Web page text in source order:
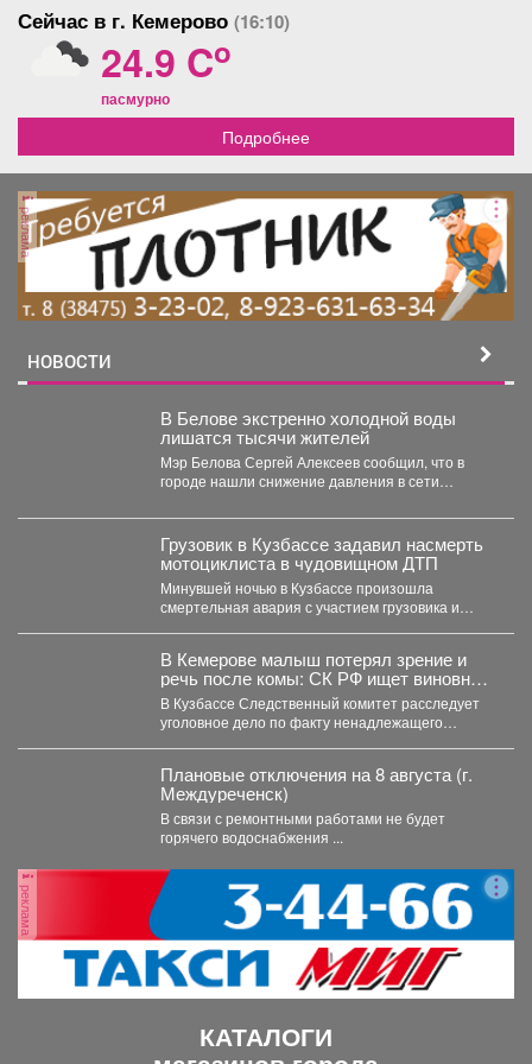
сад, торговый центр и парк.
Этот вариант жилья
отлично подойдёт тем, кто
хочет иметь быстрый
доступ ко всей
зимой, прохладно летом.
Сейчас в г. Кемерово (16:10)
24.9 Co
пасмурно
Подробнее
реклама
НОВОСТИ
В Белове экстренно холодной воды
лишатся тысячи жителей
Мэр Белова Сергей Алексеев сообщил, что в
городе нашли снижение давления в сети
Грузовик в Кузбассе задавил насмерть
мотоциклиста в чудовищном ДТП
Минувшей ночью в Кузбассе произошла
смертельная авария с участием грузовика и
В Кемерове малыш потерял зрение и
речь после комы: СК РФ ищет виновных
в искалеченном детстве
В Кузбассе Следственный комитет расследует
уголовное дело по факту ненадлежащего
Плановые отключения на 8 августа (г.
Междуреченск)
В связи с ремонтными работами не будет
горячего водоснабжения ...
реклама
КАТАЛОГИ